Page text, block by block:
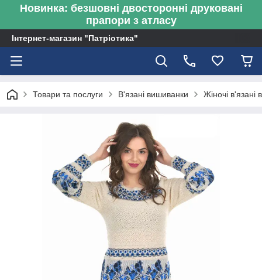
Новинка: безшовні двосторонні друковані
прапори з атласу
Інтернет-магазин "Патріотика"
Товари та послуги В'язані вишиванки Жіночі в'язані